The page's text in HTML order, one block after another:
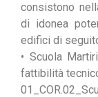
consistono
di idonea
edifici di
• Scuola
fattibilità